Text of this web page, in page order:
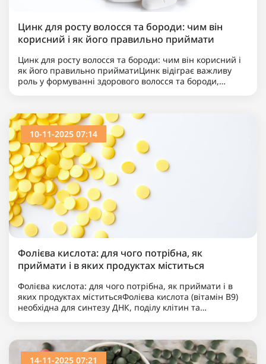
Цинк для росту волосся та бороди: чим він
корисний і як його правильно приймати
Цинк для росту волосся та бороди: чим він корисний і
як його правильно прийматиЦинк відіграє важливу
роль у формуванні здорового волосся та бороди,
10-11-2025 07:14
Фолієва кислота: для чого потрібна, як
приймати і в яких продуктах міститься
Фолієва кислота: для чого потрібна, як приймати і в
яких продуктах міститьсяФолієва кислота (вітамін B9)
необхідна для синтезу ДНК, поділу клітин та
14-11-2025 07:21